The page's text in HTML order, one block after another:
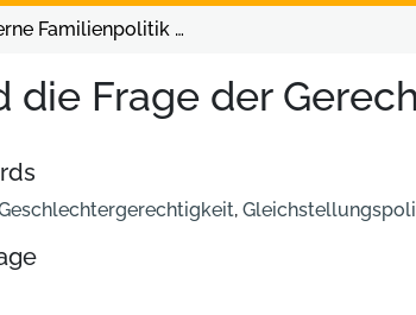
Moderne Familienpolitik und die Frage der Gerechtigkeit
Frage der
,